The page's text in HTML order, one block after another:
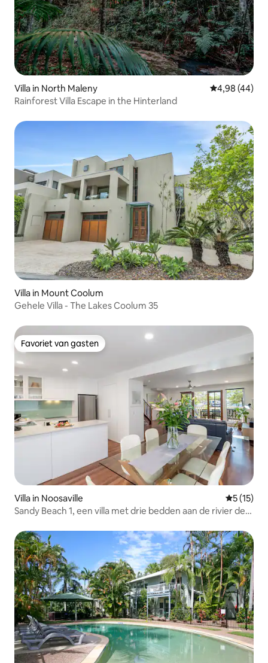
Villa in North Maleny Gemiddelde
4,98 (44)
Rainforest Villa Escape in the Hinterland
Villa in Mount Coolum
Gehele Villa - The Lakes Coolum 35
Favoriet van gasten
Favoriet van gasten
Villa in Noosaville
5 (15)
Sandy Beach 1, een villa met drie bedden aan de rivier de